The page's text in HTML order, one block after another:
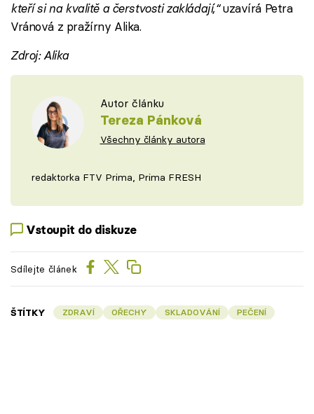
kteří si na kvalitě a čerstvosti zakládají,“uzavírá Petra
Vránová z pražírny Alika.
Zdroj: Alika
Autor článku
Tereza Pánková
Všechny články autora
redaktorka FTV Prima, Prima FRESH
Vstoupit do diskuze
Sdílejte článek
ŠTÍTKY ZDRAVÍ OŘECHY SKLADOVÁNÍ PEČENÍ